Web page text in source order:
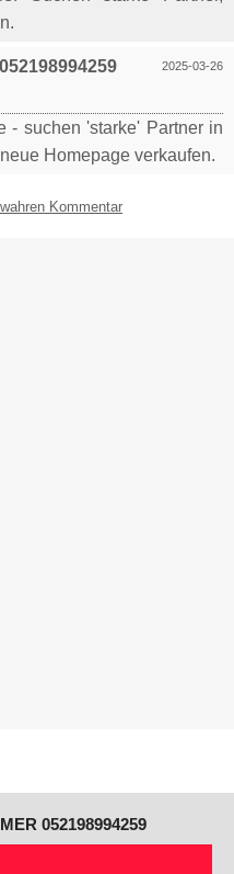
2025-03-26
- suchen 'starke' Partner in
Homepage verkaufen.
Kommentar
052198994259